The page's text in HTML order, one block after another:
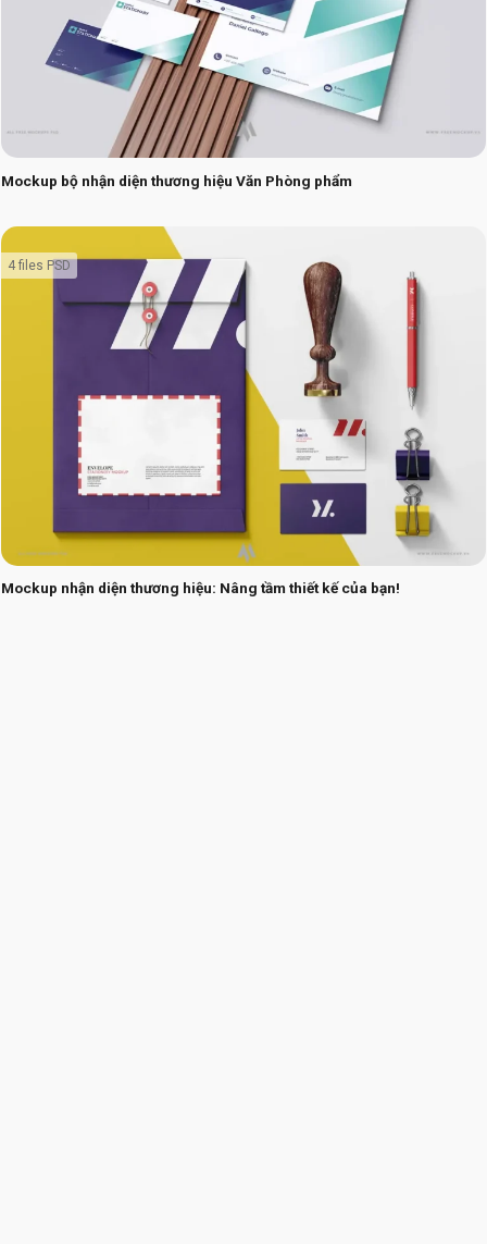
Mockup bộ nhận diện thương hiệu Văn Phòng phẩm
Mockup nhận diện thương hiệu: Nâng tầm thiết kế của bạn!
4 files PSD